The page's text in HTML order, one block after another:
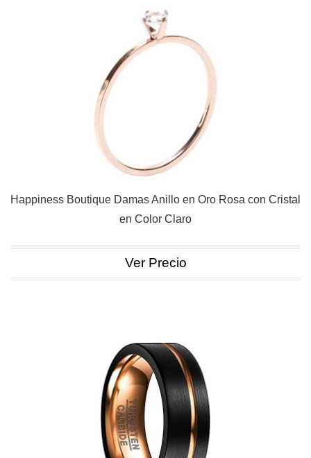
Happiness Boutique Damas Anillo en Oro Rosa con Cristal
en Color Claro
Ver Precio